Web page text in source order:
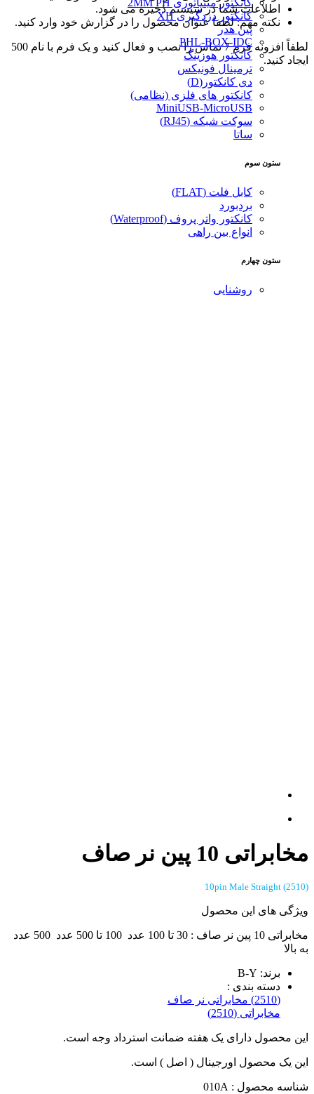
کانکتور دزدگیری XH
پین هدر
PHL-BOX-IDC
کانکتور هوزینگ
ترمینال فونیکس
دی کانکتور(D)
کانکتور های فلزی (نظامی)
MiniUSB-MicroUSB
سوکت شبکه (RJ45)
ساتا
ستون سوم
کابل فلت (FLAT)
بردبورد
کانکتور واتر پروف (Waterproof)
انواع بین راهی
ستون چهارم
روشنایی
اطلاعات شما در سیستم ذخیره می شود.
نکته مهم: لطفا عنوان محصول را در گزارش خود وارد کنید.
لطفاً افزونه فرم 7 تماس را نصب و فعال کنید و یک فرم با نام 500
ایجاد کنید.
مخابراتی 10 پین نر صاف
(2510) 10pin Male Straight
ویژگی های این محصول
مخابراتی 10 پین نر صاف : 30 تا 100 عدد 100 تا 500 عدد 500 عدد
به بالا
برند: B-Y
دسته بندی :
(2510) مخابراتی نر صاف
مخابراتی (2510)
این محصول دارای یک هفته ضمانت استرداد وجه است.
این یک محصول اورجینال ( اصل ) است.
شناسه محصول : 010A